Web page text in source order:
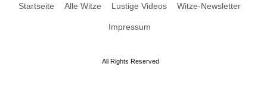
Startseite Alle Witze Lustige Videos Witze-Newsletter
Impressum
All Rights Reserved